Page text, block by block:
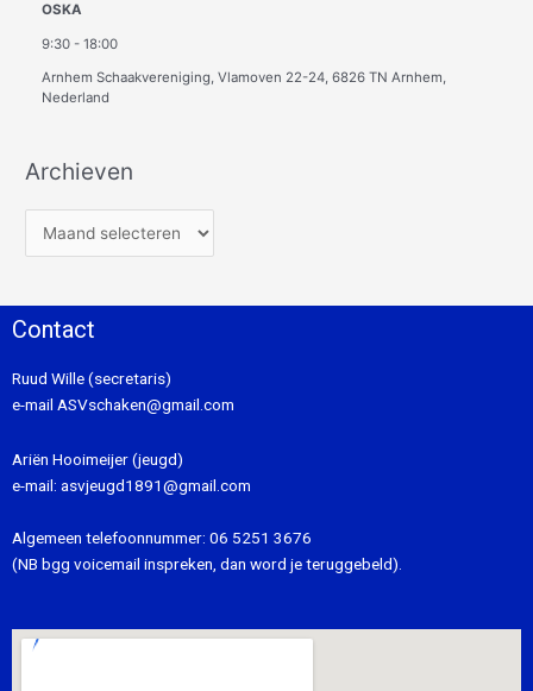
OSKA
9:30 -18:00
Arnhem Schaakvereniging, Vlamoven 22-24, 6826 TN Arnhem,
Nederland
Archieven
Contact
Ruud Wille (secretaris)
e-mail ASVschaken@gmail.com
Ariën Hooimeijer (jeugd)
e-mail: asvjeugd1891@gmail.com
Algemeen telefoonnummer: 06 5251 3676
(NB bgg voicemail inspreken, dan word je teruggebeld).